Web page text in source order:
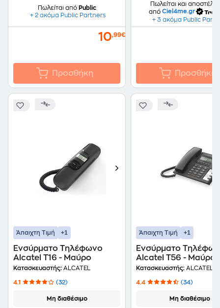
Πωλείται από Public
+ 2 ακόμα Public Partners
10,99€
Προσθήκη
Πωλείται και
από Ciel4me.gr
+ 3 ακόμα Public
Προσθήκη
Άπαιχτη Τιμή +1
Ενσύρματο Τηλέφωνο
Alcatel T16 - Μαύρο
Κατασκευαστής: ALCATEL
4.1 (32)
Μη διαθέσιμο
Άπαιχτη Τιμή +1
Ενσύρματο
Alcatel T56 - Μαύρο
Κατασκευαστής: ALCATEL
4.4 (34)
Μη διαθέσιμο